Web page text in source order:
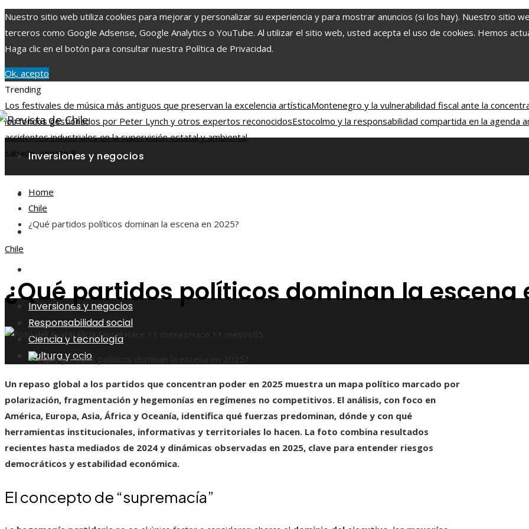
Nuestro sitio web utiliza cookies para mejorar y personalizar su experiencia y para mostrar anuncios (si los hay). Nuestro sitio
terceros como Google Adsense, Google Analytics o YouTube. Al utilizar el sitio web, usted acepta el uso de cookies. Hemos
Haga clic en el botón para consultar nuestra Política de Privacidad.
Ok, acepto
Trending
Los festivales de música más antiguos que preservan la excelencia artísticaMontenegro y la vulnerabilidad fiscal ante la
los fondos gestionados por Peter Lynch y otros expertos reconocidosEstocolmo y la responsabilidad compartida en la agenda
accidentes industriales en la supervisión estatal y ambiental
sábado, agosto 8
Inversiones y negocios
Responsabilidad social
Ciencia y tecnología
Inversiones y negocios
Responsabilidad social
Ciencia y tecnología
Cultura y ocio
Home
Chile
¿Qué partidos políticos dominan la escena en 2025?
Chile
¿Qué partidos políticos dominan la escena
Alicia Ferrer Hace 11 meses Hace 11 meses
Un repaso global a los partidos que concentran poder en 2025 muestra un mapa político marcado por
polarización, fragmentación y hegemonías en regímenes no competitivos. El análisis, con foco en
América, Europa, Asia, África y Oceanía, identifica qué fuerzas predominan, dónde y con qué
herramientas institucionales, informativas y territoriales lo hacen. La foto combina resultados
recientes hasta mediados de 2024 y dinámicas observadas en 2025, clave para entender riesgos
democráticos y estabilidad económica.
El concepto de “supremacía”